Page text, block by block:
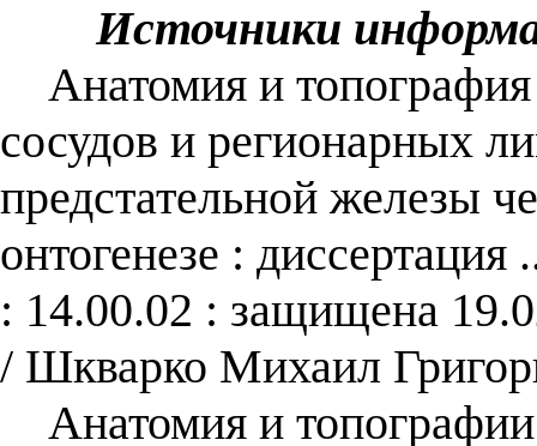
Источники
Анатомия и
сосудов и регионарных
предстательной железы
онтогенезе :
: 14.00.02 : защищена
/ Шкварко Михаил
Анатомия и